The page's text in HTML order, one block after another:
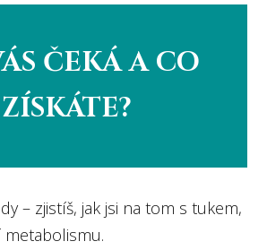
ČEKÁ A CO
ZÍSKÁTE?
– zjistíš, jak jsi na tom s tukem,
metabolismu.